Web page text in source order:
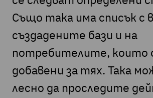
Също така има списък с
създадените бази и на
потребителите, които
добавени за тях. Така
лесно да проследите